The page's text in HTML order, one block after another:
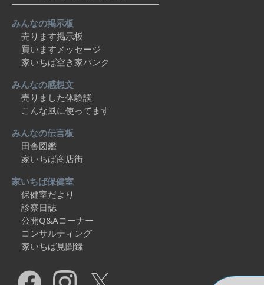
みんなの掲示板
売ります掲示板
買いますメッセージ
家いちば空き家バンク
みんなの感想文
売りました体験談
こんな風に使ってます
みんなの伝言板
田舎図鑑
家いちば商店街
家いちば保健室
保健室だより
診察日誌
公開Q&Aコーナー
コンサルティング
家いちば見聞録